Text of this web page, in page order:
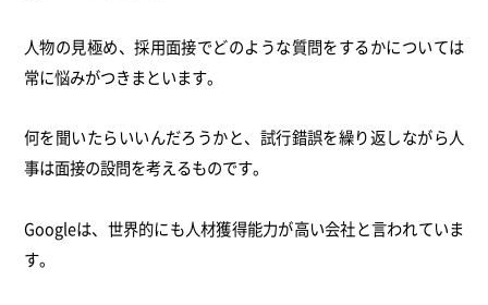
人物の見極め、採用面接でどのような質問をするかについては
常に悩みがつきまといます。
何を聞いたらいいんだろうかと、試行錯誤を繰り返しながら人
事は面接の設問を考えるものです。
Googleは、世界的にも人材獲得能力が高い会社と言われていま
す。